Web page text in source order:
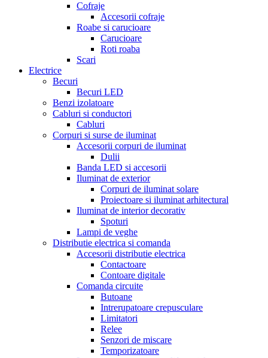
Cofraje
Accesorii cofraje
Roabe si carucioare
Carucioare
Roti roaba
Scari
Electrice
Becuri
Becuri LED
Benzi izolatoare
Cabluri si conductori
Cabluri
Corpuri si surse de iluminat
Accesorii corpuri de iluminat
Dulii
Banda LED si accesorii
Iluminat de exterior
Corpuri de iluminat solare
Proiectoare si iluminat arhitectural
Iluminat de interior decorativ
Spoturi
Lampi de veghe
Distributie electrica si comanda
Accesorii distributie electrica
Contactoare
Contoare digitale
Comanda circuite
Butoane
Intrerupatoare crepusculare
Limitatori
Relee
Senzori de miscare
Temporizatoare